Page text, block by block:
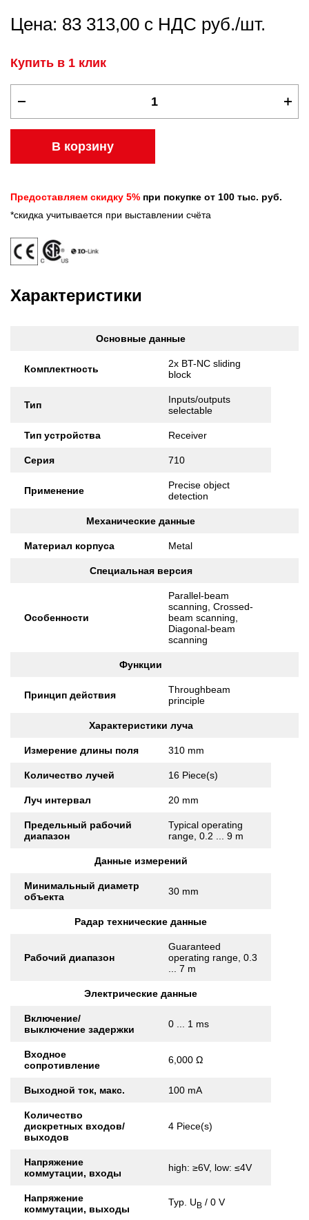
Цена: 83 313,00 с НДС руб./шт.
Купить в 1 клик
В корзину
Предоставляем скидку 5% при покупке от 100 тыс. руб.
*скидка учитывается при выставлении счёта
Характеристики
Основные данные
Комплектность
2x BT-NC sliding
block
Тип
Inputs/outputs
selectable
Тип устройства Receiver
Серия 710
Применение
Precise object
detection
Механические данные
Материал корпуса Metal
Специальная версия
Особенности
Parallel-beam
scanning, Crossed-
beam scanning,
Diagonal-beam
scanning
Функции
Принцип действия
Throughbeam
principle
Характеристики луча
Измерение длины поля 310 mm
Количество лучей 16 Piece(s)
Луч интервал 20 mm
Предельный рабочий
диапазон
Typical operating
range, 0.2 ... 9 m
Данные измерений
Минимальный диаметр
объекта
30 mm
Радар технические данные
Рабочий диапазон
Guaranteed
operating range, 0.3
... 7 m
Электрические данные
Включение/
выключение задержки
0 ... 1 ms
Входное
сопротивление
6,000 Ω
Выходной ток, макс. 100 mA
Количество
дискретных входов/
выходов
4 Piece(s)
Напряжение
коммутации, входы
high: ≥6V, low: ≤4V
Напряжение
коммутации, выходы
Typ. UB / 0 V